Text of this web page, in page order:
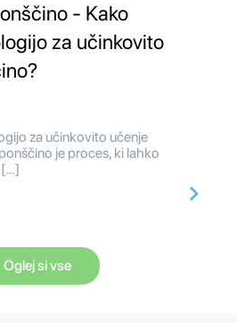
- Kako
za učinkovito
za učinkovito učenje
je proces, ki lahko
[…]
Oglej si vse